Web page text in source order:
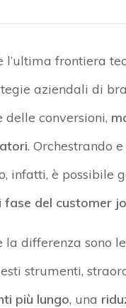
l’ultima frontiera
aziendali di
delle conversioni,
. Orchestrando
infatti, è possibile
fase del customer
la differenza sono
strumenti,
più lungo, una